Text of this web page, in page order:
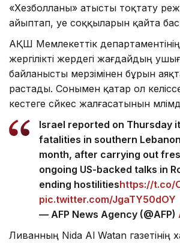
«Хезболланы» атысты тоқтату
айыптап, әуе соққыларын қайта
АҚШ Мемлекеттік департаментінің
жергілікті жердегі жағдайдың
байланысты мерзімінен бұрын
растады. Сонымен қатар ол
кестеге сәйкес жалғасатынын
Israel reported on Thursday
fatalities in southern
month, after carrying out
ongoing US-backed talks in
ending hostilitieshttps://t.co/
pic.twitter.com/JgaTY50dOY
— AFP News Agency (@AFP)
Ливанның Nida Al Watan газетінің